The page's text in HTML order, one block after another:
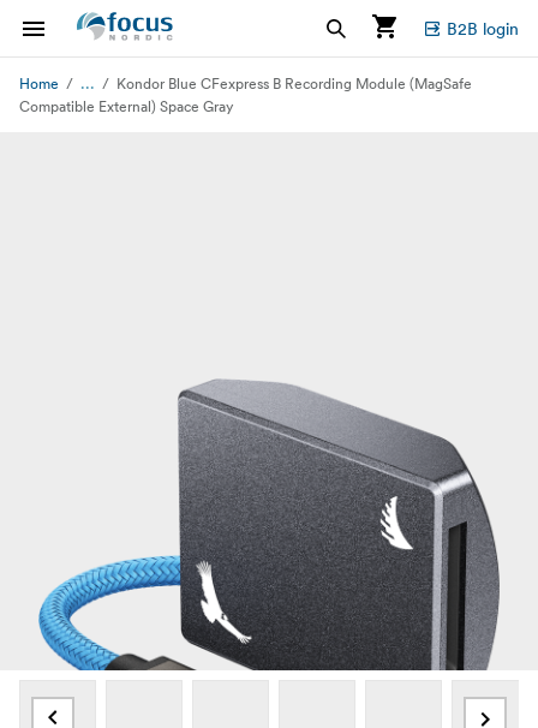
B2B login
Home ...
Kondor Blue CFexpress B Recording Module (MagSafe
Compatible External) Space Gray